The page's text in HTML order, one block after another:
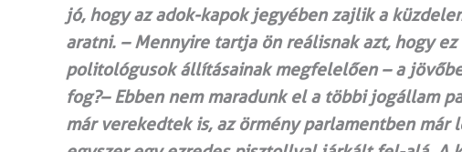
jó, hogy az adok-kapok jegyében zajlik a
aratni. – Mennyire tartja ön reálisnak azt, hogy
politológusok állításainak megfelelően – a
fog?– Ebben nem maradunk el a többi jogállam
már verekedtek is, az örmény parlamentben már